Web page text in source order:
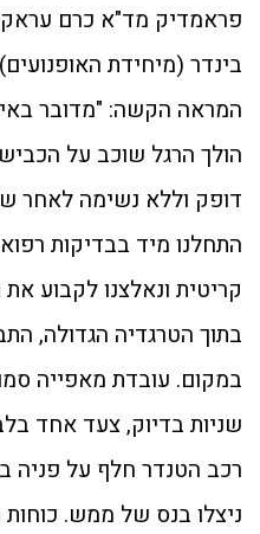
פראמדיק מד"א כרם
בינדר (מיחידת
המראה הקשה: "מדובר
הולך הרגל שוכב על
דופק וללא נשימה לאחר
התחלנו מיד בבדיקות
קריטית ונאלצנו לקבוע
בתוך הטרגדיה הגדולה,
במקום. עובדת מאפייה
שניות בדיוק, צעד אחד
רכב הטנדר חלף על פניה
ניצלו בנס של ממש.